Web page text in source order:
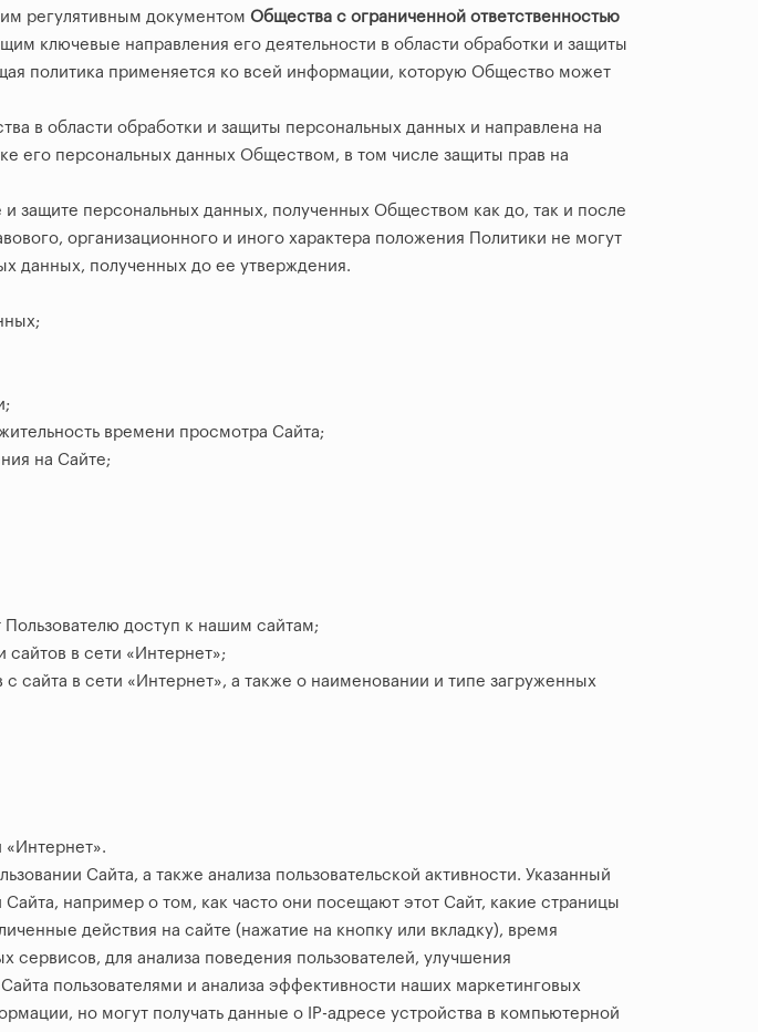
регулятивным документом Общества с ограниченной ответственностью
ключевые направления его деятельности в области обработки и защиты
политика применяется ко всей информации, которую Общество может
в области обработки и защиты персональных данных и направлена на
его персональных данных Обществом, в том числе защиты прав на
защите персональных данных, полученных Обществом как до, так и после
организационного и иного характера положения Политики не могут
данных, полученных до ее утверждения.
времени просмотра Сайта;
на Сайте;
доступ к нашим сайтам;
в сети «Интернет»;
сайта в сети «Интернет», а также о наименовании и типе загруженных
«Интернет».
Сайта, а также анализа пользовательской активности. Указанный
например о том, как часто они посещают этот Сайт, какие страницы
действия на сайте (нажатие на кнопку или вкладку), время
для анализа поведения пользователей, улучшения
пользователями и анализа эффективности наших маркетинговых
но могут получать данные о IP-адресе устройства в компьютерной